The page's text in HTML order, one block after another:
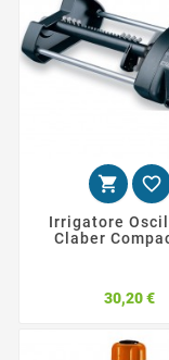
 
Irrigatore
Claber
30,20 €